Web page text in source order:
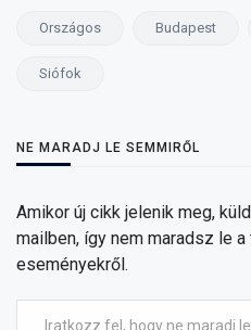
Országos Budapest
Siófok
NE MARADJ LE SEMMIRŐL
Amikor új cikk jelenik meg,
mailben, így nem maradsz le
eseményekről.